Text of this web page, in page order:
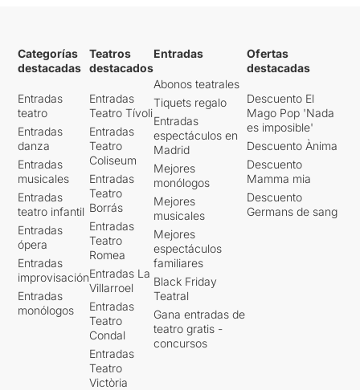
Categorías
destacadas
Entradas
teatro
Entradas
danza
Entradas
musicales
Entradas
teatro infantil
Entradas
ópera
Entradas
improvisación
Entradas
monólogos
Teatros
destacados
Entradas
Teatro Tívoli
Entradas
Teatro
Coliseum
Entradas
Teatro
Borrás
Entradas
Teatro
Romea
Entradas La
Villarroel
Entradas
Teatro
Condal
Entradas
Teatro
Victòria
Entradas
Abonos teatrales
Tiquets regalo
Entradas
espectáculos en
Madrid
Mejores
monólogos
Mejores
musicales
Mejores
espectáculos
familiares
Black Friday
Teatral
Gana entradas de
teatro gratis -
concursos
Ofertas
destacadas
Descuento El
Mago Pop 'Nada
es imposible'
Descuento Ànima
Descuento
Mamma mia
Descuento
Germans de sang